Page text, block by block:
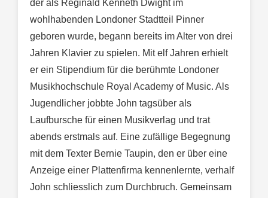
der als Reginald Kenneth Dwight im
wohlhabenden Londoner Stadtteil Pinner
geboren wurde, begann bereits im Alter von drei
Jahren Klavier zu spielen. Mit elf Jahren erhielt
er ein Stipendium für die berühmte Londoner
Musikhochschule Royal Academy of Music. Als
Jugendlicher jobbte John tagsüber als
Laufbursche für einen Musikverlag und trat
abends erstmals auf. Eine zufällige Begegnung
mit dem Texter Bernie Taupin, den er über eine
Anzeige einer Plattenfirma kennenlernte, verhalf
John schliesslich zum Durchbruch. Gemeinsam